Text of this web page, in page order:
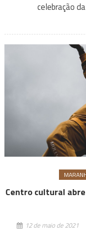
celebração
Centro cultural
12 de maio de 2021